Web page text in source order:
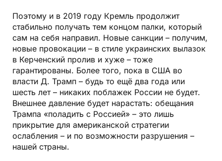
Поэтому и в 2019 году Кремль продолжит
стабильно получать тем концом палки, который
сам на себя направил. Новые санкции – получим,
новые провокации – в стиле украинских вылазок
в Керченский пролив и хуже – тоже
гарантированы. Более того, пока в США во
власти Д. Трамп – будь то ещё два года или
шесть лет – никаких поблажек России не будет.
Внешнее давление будет нарастать: обещания
Трампа «поладить с Россией» – это лишь
прикрытие для американской стратегии
ослабления – и по возможности разрушения –
нашей страны.